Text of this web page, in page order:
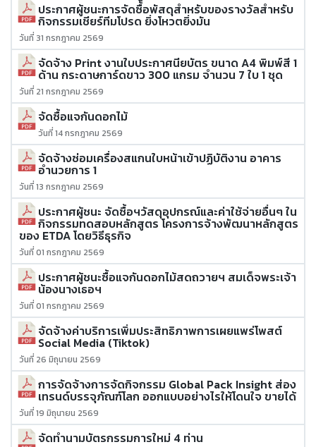
ประกาศผู้ชนะการจัดซื้้อพัสดุสำหรับของรางวัลสำหรับ
กิจกรรมเชียร์ทีมโปรด ยิ่งโหวตยิ่งมัน
วันที่ 31 กรกฎาคม 2569
จัดจ้าง Print งานใบประกาศนียบัตร ขนาด A4 พิมพ์สี 1
ด้าน กระดาษการ์ดขาว 300 แกรม จำนวน 7 ใบ 1 ชุด
วันที่ 21 กรกฎาคม 2569
จัดซื้อแจกันดอกไม้
วันที่ 14 กรกฎาคม 2569
จัดจ้างซ่อมเครื่องสแกนใบหน้าเข้าปฏิบัติงาน อาคาร
อำนวยการ 1
วันที่ 13 กรกฎาคม 2569
ประกาศผู้ชนะ จัดซื้อฯวัสดุอุปกรณ์และค่าใช้จ่ายอื่นๆ ใน
กิจกรรมทดสอบหลักสูตร โครงการจ้างพัฒนาหลักสูตร
ของ ETDA โดยวิธีธุรกิจ
วันที่ 01 กรกฎาคม 2569
ประกาศผู้ชนะซื้อแจกันดอกไม้สดถวายฯ สมเด็จพระเจ้า
น้องนางเธอฯ
วันที่ 01 กรกฎาคม 2569
จัดจ้างค่าบริการเพิ่มประสิทธิภาพการเผยแพร่โพสต์
Social Media (Tiktok)
วันที่ 26 มิถุนายน 2569
การจัดจ้างการจัดกิจกรรม Global Pack Insight ส่อง
เทรนด์บรรจุภัณฑ์โลก ออกแบบอย่างไรให้โดนใจ ขายได้
วันที่ 19 มิถุนายน 2569
จัดทำนามบัตรกรรมการใหม่ 4 ท่าน